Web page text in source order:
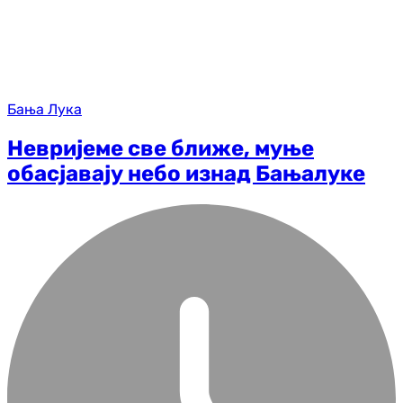
Бања Лука
Невријеме све ближе, муње
обасјавају небо изнад Бањалуке